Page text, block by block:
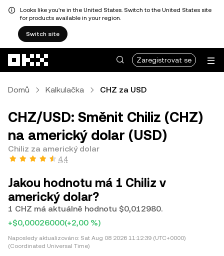
Looks like you're in the United States. Switch to the United States site
for products available in your region.
Switch site
Zaregistrovat se
Domů Kalkulačka CHZ za USD
CHZ/USD: Směnit Chiliz (CHZ)
na americký dolar (USD)
Chiliz za americký dolar
4,4
Jakou hodnotu má 1 Chiliz v
americký dolar?
1 CHZ má aktuálně hodnotu $0,012980.
+$0,00026000(+2,00 %)
Naposledy aktualizováno: Sat Aug 08 2026 11:12:39 (UTC+0000)
(Coordinated Universal Time)